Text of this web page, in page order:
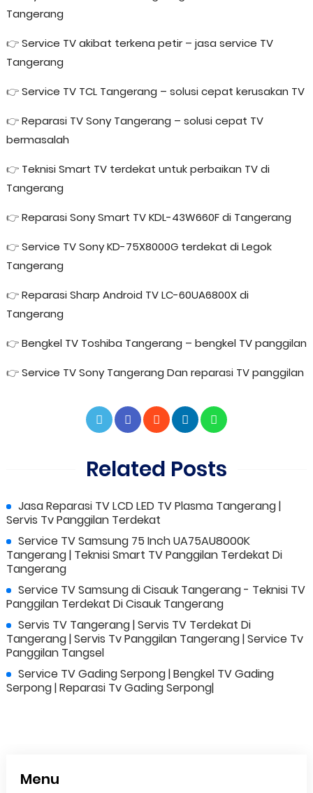
Tangerang
👉Service TV akibat terkena petir – jasa service TV
Tangerang
👉Service TV TCL Tangerang – solusi cepat kerusakan TV
👉Reparasi TV Sony Tangerang – solusi cepat TV
bermasalah
👉 Teknisi Smart TV terdekat untuk perbaikan TV di
Tangerang
👉Reparasi Sony Smart TV KDL-43W660F di Tangerang
👉Service TV Sony KD-75X8000G terdekat di Legok
Tangerang
👉Reparasi Sharp Android TV LC-60UA6800X di
Tangerang
👉Bengkel TV Toshiba Tangerang – bengkel TV panggilan
👉Service TV Sony Tangerang Dan reparasi TV panggilan
Related Posts
Jasa Reparasi TV LCD LED TV Plasma Tangerang |
Servis Tv Panggilan Terdekat
Service TV Samsung 75 Inch UA75AU8000K
Tangerang | Teknisi Smart TV Panggilan Terdekat Di
Tangerang
Service TV Samsung di Cisauk Tangerang - Teknisi TV
Panggilan Terdekat Di Cisauk Tangerang
Servis TV Tangerang | Servis TV Terdekat Di
Tangerang | Servis Tv Panggilan Tangerang | Service Tv
Panggilan Tangsel
Service TV Gading Serpong | Bengkel TV Gading
Serpong | Reparasi Tv Gading Serpong|
Menu